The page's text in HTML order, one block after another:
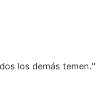
los demás temen."